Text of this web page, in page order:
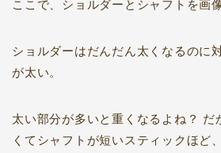
ここで、ショルダーとシャフトを画
ショルダーはだんだん太くなるのに
が太い。
太い部分が多いと重くなるよね？ だ
くてシャフトが短いスティックほど